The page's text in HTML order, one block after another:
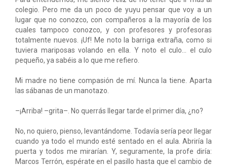
colegio. Pero me da un poco de yuyu pensar que voy a un
lugar que no conozco, con compañeros a la mayoría de los
cuales tampoco conozco, y con profesores y profesoras
totalmente nuevos. ¡Uf! Me noto la barriga extraña, como si
tuviera mariposas volando en ella. Y noto el culo... el culo
pequeño, ya sabéis a lo que me refiero.
Mi madre no tiene compasión de mí. Nunca la tiene. Aparta
las sábanas de un manotazo.
–¡Arriba! –grita–. No querrás llegar tarde el primer día, ¿no?
No, no quiero, pienso, levantándome. Todavía sería peor llegar
cuando ya todo el mundo esté sentado en el aula. Abriría la
puerta y todos me mirarían. Y, seguramente, la profe diría:
Marcos Terrón, espérate en el pasillo hasta que el cambio de